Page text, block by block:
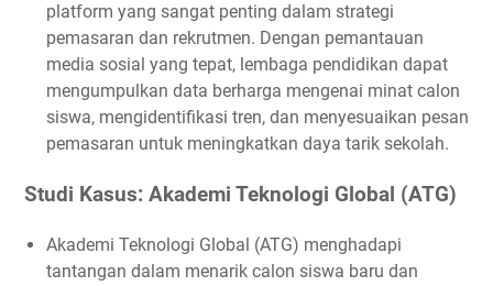
platform yang sangat penting dalam strategi
pemasaran dan rekrutmen. Dengan pemantauan
media sosial yang tepat, lembaga pendidikan dapat
mengumpulkan data berharga mengenai minat calon
siswa, mengidentifikasi tren, dan menyesuaikan pesan
pemasaran untuk meningkatkan daya tarik sekolah.
Studi Kasus: Akademi Teknologi Global (ATG)
Akademi Teknologi Global (ATG) menghadapi
tantangan dalam menarik calon siswa baru dan